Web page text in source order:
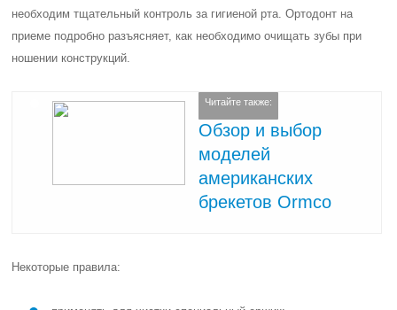
необходим тщательный контроль за гигиеной рта. Ортодонт на
приеме подробно разъясняет, как необходимо очищать зубы при
ношении конструкций.
Читайте также:
Обзор и выбор
моделей
американских
брекетов Ormco
Некоторые правила: